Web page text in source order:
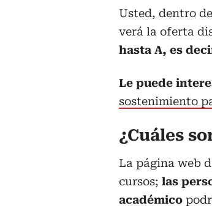
Usted, dentro
verá la oferta
hasta A, es
Le puede
sostenimiento
¿Cuáles
La página web
cursos; las
académico